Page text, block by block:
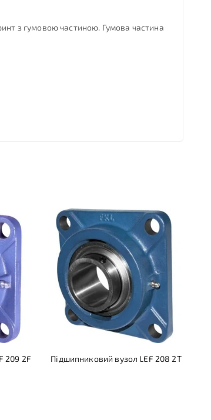
з гумовою частиною. Гумова частина
209 2F Підшипниковий вузол LEF 208 2T